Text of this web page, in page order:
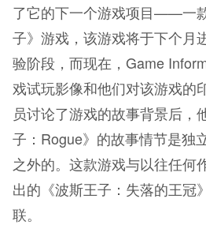
了它的下一个游戏项目——一
子》游戏，该游戏将于下个月
验阶段，而现在，Game
戏试玩影像和他们对该游戏的
员讨论了游戏的故事背景后，
子：Rogue》的故事情节是独
之外的。这款游戏与以往任
出的《波斯王子：失落的王
联。